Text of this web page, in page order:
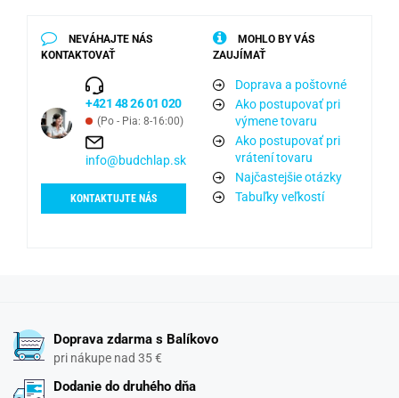
NEVÁHAJTE NÁS
KONTAKTOVAŤ
+421 48 26 01 020
(Po - Pia: 8-16:00)
info@budchlap.sk
KONTAKTUJTE NÁS
MOHLO BY VÁS
ZAUJÍMAŤ
Doprava a poštovné
Ako postupovať pri
výmene tovaru
Ako postupovať pri
vrátení tovaru
Najčastejšie otázky
Tabuľky veľkostí
Doprava zdarma s Balíkovo
pri nákupe nad 35 €
Dodanie do druhého dňa